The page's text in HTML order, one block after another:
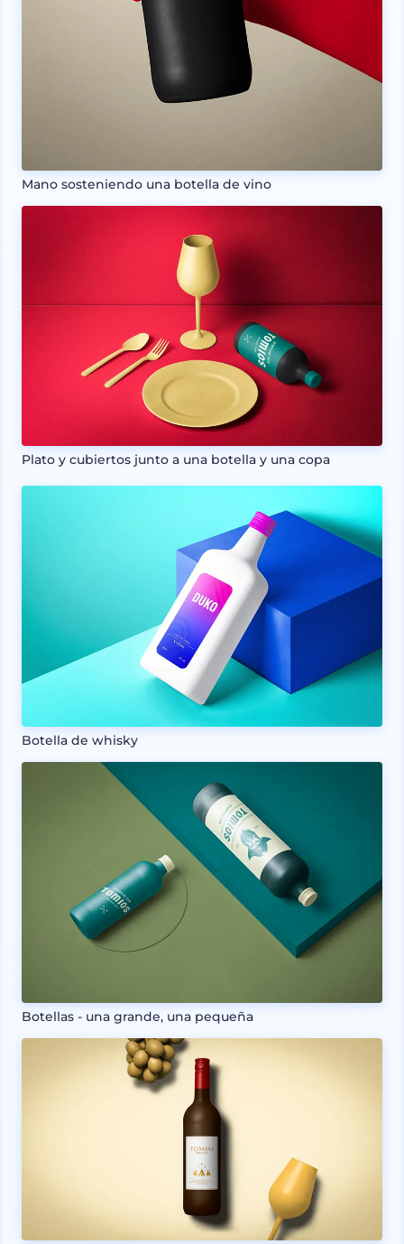
Mano sosteniendo una botella de vino
Plato y cubiertos junto a una botella y una copa
Botella de whisky
Botellas - una grande, una pequeña